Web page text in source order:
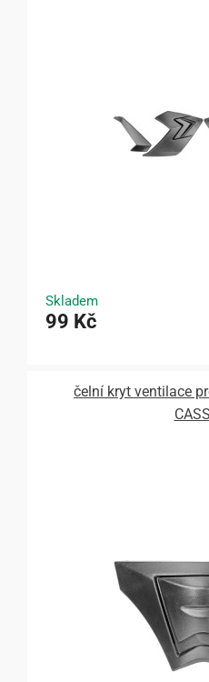
Skladem
99 Kč
čelní kryt ventilace